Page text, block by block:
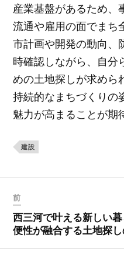
産業基盤があるため、
流通や雇用の面でまち
市計画や開発の動向、
時確認しながら、自分
めの土地探しが求めら
持続的なまちづくりの
魅力が高まることが期
建設
前
西三河で叶える新しい
便性が融合する土地探